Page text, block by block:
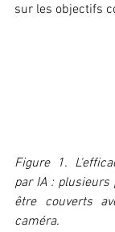
sur les objectifs
Figure 1.
par IA : plusieurs
être couverts
caméra.